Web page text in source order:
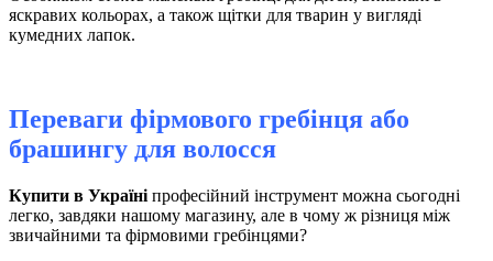
яскравих кольорах, а також щітки для тварин у вигляді
кумедних лапок.
Переваги фірмового гребінця або
брашингу для волосся
Купити в Україні професійний інструмент можна сьогодні
легко, завдяки нашому магазину, але в чому ж різниця між
звичайними та фірмовими гребінцями?